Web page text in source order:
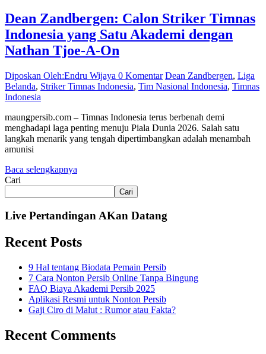
Dean Zandbergen: Calon Striker Timnas
Indonesia yang Satu Akademi dengan
Nathan Tjoe-A-On
Diposkan Oleh:Endru Wijaya 0 Komentar Dean Zandbergen, Liga
Belanda, Striker Timnas Indonesia, Tim Nasional Indonesia, Timnas
Indonesia
maungpersib.com – Timnas Indonesia terus berbenah demi
menghadapi laga penting menuju Piala Dunia 2026. Salah satu
langkah menarik yang tengah dipertimbangkan adalah menambah
amunisi
Baca selengkapnya
Cari
Cari
Live Pertandingan AKan Datang
Recent Posts
9 Hal tentang Biodata Pemain Persib
7 Cara Nonton Persib Online Tanpa Bingung
FAQ Biaya Akademi Persib 2025
Aplikasi Resmi untuk Nonton Persib
Gaji Ciro di Malut : Rumor atau Fakta?
Recent Comments